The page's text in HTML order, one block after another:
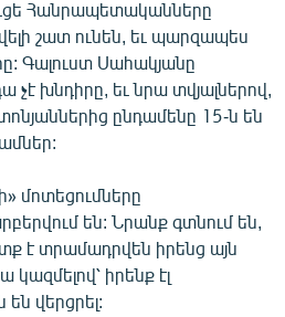
Հանրապետականները
շատ ունեն, եւ պարզապես
Գալուստ Սահակյանը
չէ խնդիրը, եւ նրա տվյալներով,
ընդամենը 15-ն են
մոտեցումները
են: Նրանք գտնում են,
է տրամադրվեն իրենց այն
իրենք էլ
վերցրել: